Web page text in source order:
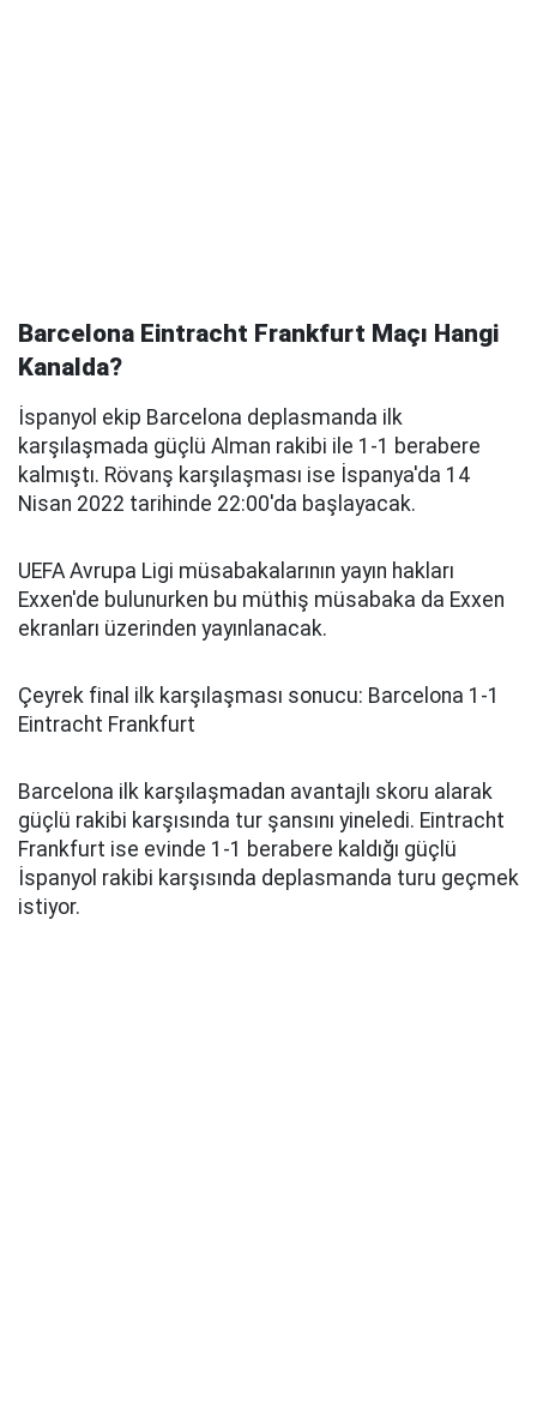
Barcelona Eintracht Frankfurt Maçı Hangi
Kanalda?
İspanyol ekip Barcelona deplasmanda ilk
karşılaşmada güçlü Alman rakibi ile 1-1 berabere
kalmıştı. Rövanş karşılaşması ise İspanya'da 14
Nisan 2022 tarihinde 22:00'da başlayacak.
UEFA Avrupa Ligi müsabakalarının yayın hakları
Exxen'de bulunurken bu müthiş müsabaka da Exxen
ekranları üzerinden yayınlanacak.
Çeyrek final ilk karşılaşması sonucu: Barcelona 1-1
Eintracht Frankfurt
Barcelona ilk karşılaşmadan avantajlı skoru alarak
güçlü rakibi karşısında tur şansını yineledi. Eintracht
Frankfurt ise evinde 1-1 berabere kaldığı güçlü
İspanyol rakibi karşısında deplasmanda turu geçmek
istiyor.